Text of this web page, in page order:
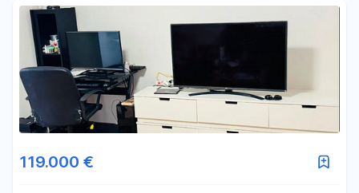
Fläche
Filter für Fläche zurücksetzen
119.000 €